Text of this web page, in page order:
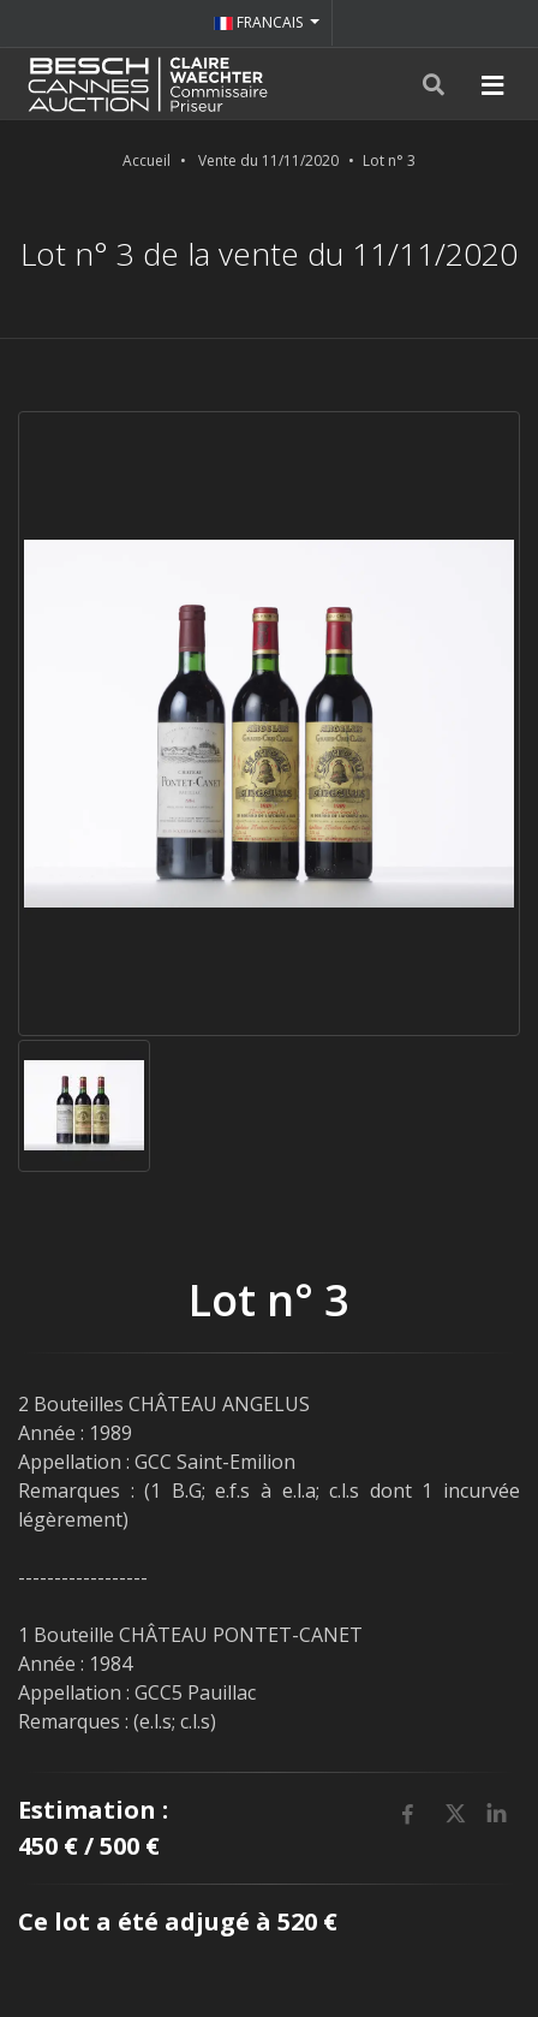
FRANCAIS
Accueil Vente du 11/11/2020 Lot n° 3
Lot n° 3 de la vente du 11/11/2020
Lot n° 3
2 Bouteilles CHÂTEAU ANGELUS
Année : 1989
Appellation : GCC Saint-Emilion
Remarques : (1 B.G; e.f.s à e.l.a; c.l.s dont 1 incurvée
légèrement)
------------------
1 Bouteille CHÂTEAU PONTET-CANET
Année : 1984
Appellation : GCC5 Pauillac
Remarques : (e.l.s; c.l.s)
Estimation :
450 € / 500 €
Ce lot a été adjugé à 520 €